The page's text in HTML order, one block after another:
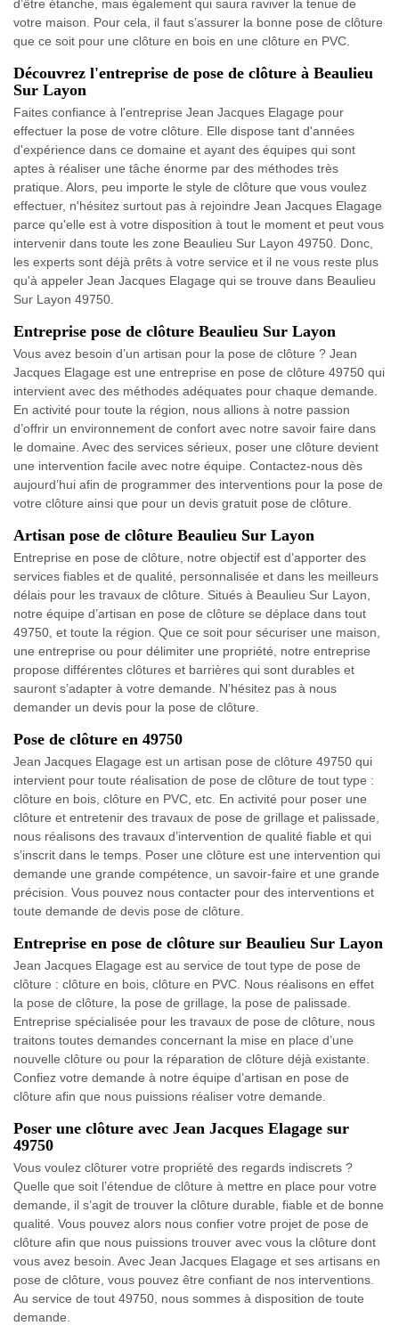
d’être étanche, mais également qui saura raviver la tenue de
votre maison. Pour cela, il faut s’assurer la bonne pose de clôture
que ce soit pour une clôture en bois en une clôture en PVC.
Découvrez l'entreprise de pose de clôture à Beaulieu
Sur Layon
Faites confiance à l'entreprise Jean Jacques Elagage pour
effectuer la pose de votre clôture. Elle dispose tant d'années
d'expérience dans ce domaine et ayant des équipes qui sont
aptes à réaliser une tâche énorme par des méthodes très
pratique. Alors, peu importe le style de clôture que vous voulez
effectuer, n'hésitez surtout pas à rejoindre Jean Jacques Elagage
parce qu'elle est à votre disposition à tout le moment et peut vous
intervenir dans toute les zone Beaulieu Sur Layon 49750. Donc,
les experts sont déjà prêts à votre service et il ne vous reste plus
qu'à appeler Jean Jacques Elagage qui se trouve dans Beaulieu
Sur Layon 49750.
Entreprise pose de clôture Beaulieu Sur Layon
Vous avez besoin d’un artisan pour la pose de clôture ? Jean
Jacques Elagage est une entreprise en pose de clôture 49750 qui
intervient avec des méthodes adéquates pour chaque demande.
En activité pour toute la région, nous allions à notre passion
d’offrir un environnement de confort avec notre savoir faire dans
le domaine. Avec des services sérieux, poser une clôture devient
une intervention facile avec notre équipe. Contactez-nous dès
aujourd’hui afin de programmer des interventions pour la pose de
votre clôture ainsi que pour un devis gratuit pose de clôture.
Artisan pose de clôture Beaulieu Sur Layon
Entreprise en pose de clôture, notre objectif est d’apporter des
services fiables et de qualité, personnalisée et dans les meilleurs
délais pour les travaux de clôture. Situés à Beaulieu Sur Layon,
notre équipe d’artisan en pose de clôture se déplace dans tout
49750, et toute la région. Que ce soit pour sécuriser une maison,
une entreprise ou pour délimiter une propriété, notre entreprise
propose différentes clôtures et barrières qui sont durables et
sauront s’adapter à votre demande. N’hésitez pas à nous
demander un devis pour la pose de clôture.
Pose de clôture en 49750
Jean Jacques Elagage est un artisan pose de clôture 49750 qui
intervient pour toute réalisation de pose de clôture de tout type :
clôture en bois, clôture en PVC, etc. En activité pour poser une
clôture et entretenir des travaux de pose de grillage et palissade,
nous réalisons des travaux d’intervention de qualité fiable et qui
s’inscrit dans le temps. Poser une clôture est une intervention qui
demande une grande compétence, un savoir-faire et une grande
précision. Vous pouvez nous contacter pour des interventions et
toute demande de devis pose de clôture.
Entreprise en pose de clôture sur Beaulieu Sur Layon
Jean Jacques Elagage est au service de tout type de pose de
clôture : clôture en bois, clôture en PVC. Nous réalisons en effet
la pose de clôture, la pose de grillage, la pose de palissade.
Entreprise spécialisée pour les travaux de pose de clôture, nous
traitons toutes demandes concernant la mise en place d’une
nouvelle clôture ou pour la réparation de clôture déjà existante.
Confiez votre demande à notre équipe d’artisan en pose de
clôture afin que nous puissions réaliser votre demande.
Poser une clôture avec Jean Jacques Elagage sur
49750
Vous voulez clôturer votre propriété des regards indiscrets ?
Quelle que soit l’étendue de clôture à mettre en place pour votre
demande, il s’agit de trouver la clôture durable, fiable et de bonne
qualité. Vous pouvez alors nous confier votre projet de pose de
clôture afin que nous puissions trouver avec vous la clôture dont
vous avez besoin. Avec Jean Jacques Elagage et ses artisans en
pose de clôture, vous pouvez être confiant de nos interventions.
Au service de tout 49750, nous sommes à disposition de toute
demande.